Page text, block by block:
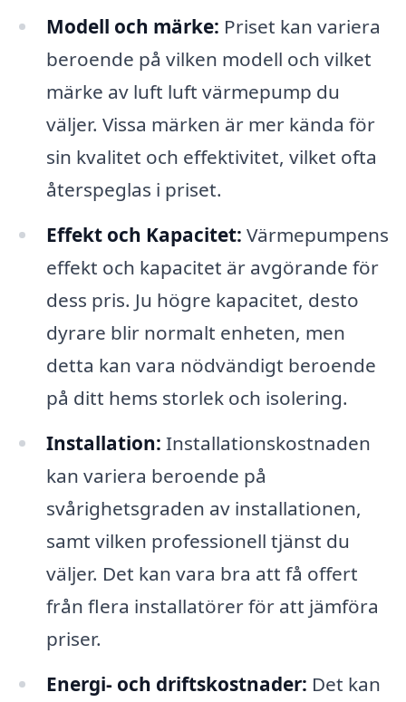
Modell och märke: Priset kan variera
beroende på vilken modell och vilket
märke av luft luft värmepump du
väljer. Vissa märken är mer kända för
sin kvalitet och effektivitet, vilket ofta
återspeglas i priset.
Effekt och Kapacitet: Värmepumpens
effekt och kapacitet är avgörande för
dess pris. Ju högre kapacitet, desto
dyrare blir normalt enheten, men
detta kan vara nödvändigt beroende
på ditt hems storlek och isolering.
Installation: Installationskostnaden
kan variera beroende på
svårighetsgraden av installationen,
samt vilken professionell tjänst du
väljer. Det kan vara bra att få offert
från flera installatörer för att jämföra
priser.
Energi- och driftskostnader: Det kan